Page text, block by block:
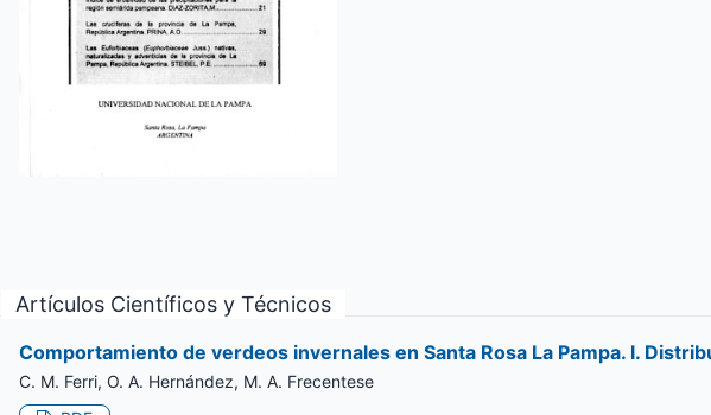
Artículos Científicos y Técnicos
Comportamiento de verdeos invernales en Santa Rosa La Pampa. l.
C. M. Ferri, O. A. Hernández, M. A. Frecentese